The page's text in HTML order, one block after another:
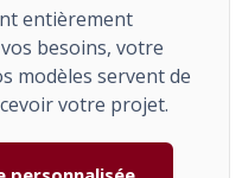
entièrement
besoins, votre
modèles servent de
votre projet.